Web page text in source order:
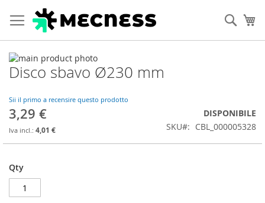
Cerca
Vai
alla
fine
galleria
di
immagini
Vai
all'inizio
galleria
di
immagini
Disco sbavo Ø230 mm
Sii il primo a recensire questo prodotto
3,29 €
4,01 €
DISPONIBILE
SKU
CBL_000005328
Qty